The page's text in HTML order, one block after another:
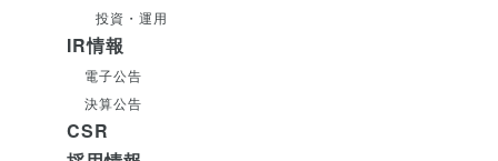
投資・運用
IR情報
電子公告
決算公告
CSR